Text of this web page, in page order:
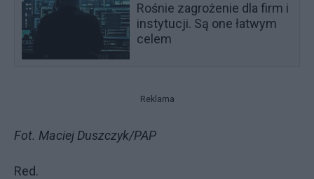
Rośnie zagrożenie dla firm i
instytucji. Są one łatwym
celem
Reklama
Fot. Maciej Duszczyk/PAP
Red.